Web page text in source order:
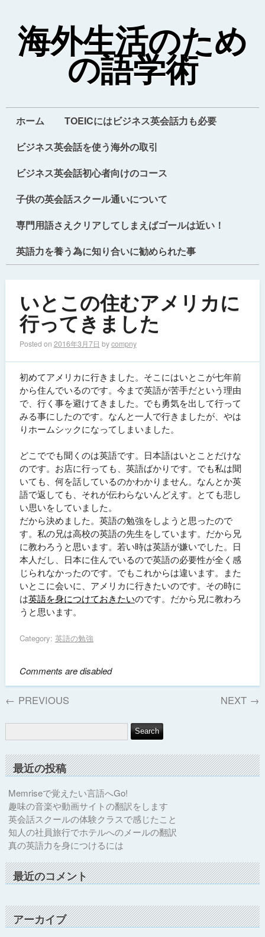
海外生活のため
の語学術
ホーム
TOEICにはビジネス英会話力も必要
ビジネス英会話を使う海外の取引
ビジネス英会話初心者向けのコース
子供の英会話スクール通いについて
専門用語さえクリアしてしまえばゴールは近い！
英語力を養う為に知り合いに勧められた事
いとこの住むアメリカに
行ってきました
Posted on 2016年3月7日 bycompny
初めてアメリカに行きました。そこにはいとこが七年前
から住んでいるのです。今まで英語が苦手だという理由
で、行く事を避けてきました。でも勇気を出して行って
みる事にしたのです。なんと一人で行きましたが、やは
りホームシックになってしまいました。
どこででも聞くのは英語です。日本語はいとことだけな
のです。お店に行っても、英語ばかりです。でも私は聞
いても、何を話しているのかわかりません。なんとか英
語で返しても、それが伝わらないんどえす。とても悲し
い思いをしていました。
だから決めました。英語の勉強をしようと思ったので
す。私の兄は高校の英語の先生をしています。だから兄
に教わろうと思います。若い時は英語が嫌いでした。日
本人だし、日本に住んでいるので英語の必要性が全く感
じられなかったのです。でもこれからは違います。また
いとこに会いに、アメリカに行きたいのです。その時に
は英語を身につけておきたいのです。だから兄に教わろ
うと思います。
Category: 英語の勉強
Comments are disabled
← PREVIOUS NEXT →
最近の投稿
Memriseで覚えたい言語へGo!
趣味の音楽や動画サイトの翻訳をします
英会話スクールの体験クラスで感じたこと
知人の社員旅行でホテルへのメールの翻訳
真の英語力を身につけるには
最近のコメント
アーカイブ